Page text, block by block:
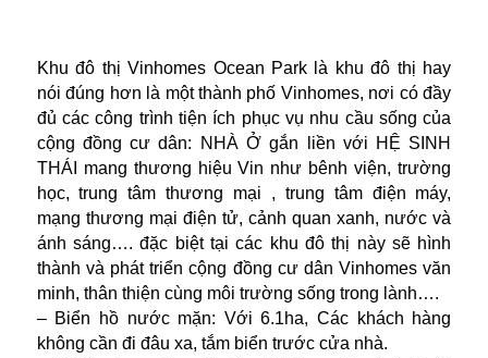
Khu đô thị Vinhomes Ocean Park là khu đô thị hay
nói đúng hơn là một thành phố Vinhomes, nơi có đầy
đủ các công trình tiện ích phục vụ nhu cầu sống của
cộng đồng cư dân: NHÀ Ở gắn liền với HỆ SINH
THÁI mang thương hiệu Vin như bênh viện, trường
học, trung tâm thương mại , trung tâm điện máy,
mạng thương mại điện tử, cảnh quan xanh, nước và
ánh sáng…. đặc biệt tại các khu đô thị này sẽ hình
thành và phát triển cộng đồng cư dân Vinhomes văn
minh, thân thiện cùng môi trường sống trong lành….
– Biển hồ nước mặn: Với 6.1ha, Các khách hàng
không cần đi đâu xa, tắm biển trước cửa nhà.